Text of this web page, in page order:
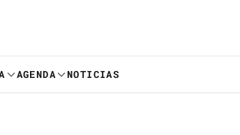
AGENDA NOTICIAS